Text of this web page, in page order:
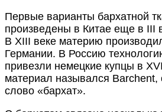
Первые варианты бархатной
произведены в Китае еще в III
В XIII веке материю
Германии. В Россию
привезли немецкие купцы в
материал назывался Barchent,
слово «бархат».